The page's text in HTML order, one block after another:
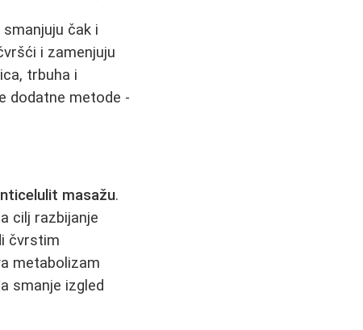
čak i
i zamenjuju
trbuha i
dodatne metode -
masažu.
cilj razbijanje
čvrstim
metabolizam
smanje izgled